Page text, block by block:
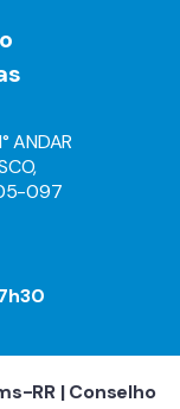
ANDAR
097
RR | Conselho